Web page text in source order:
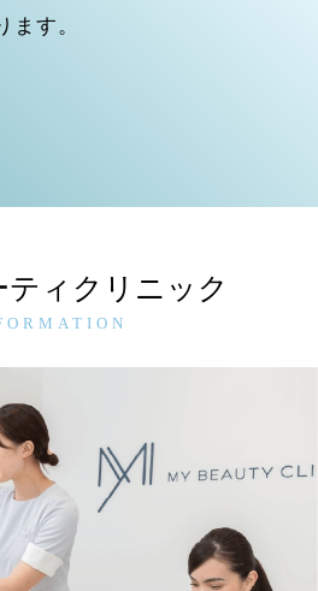
ます。
ィクリニック